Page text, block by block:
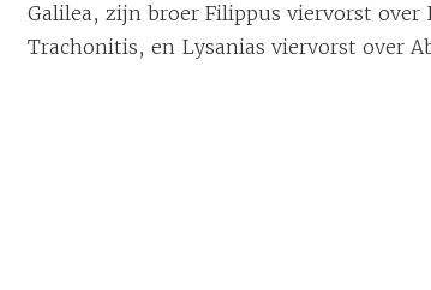
Galilea, zijn broer Filippus viervorst
Trachonitis, en Lysanias viervorst over